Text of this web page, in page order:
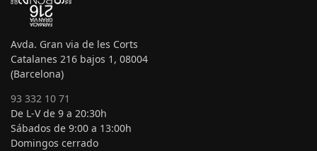
Avda. Gran via de les Corts
Catalanes 216 bajos 1, 08004
(Barcelona)
93 332 10 71
De L-V de 9 a 20:30h
Sábados de 9:00 a 13:00h
Domingos cerrado